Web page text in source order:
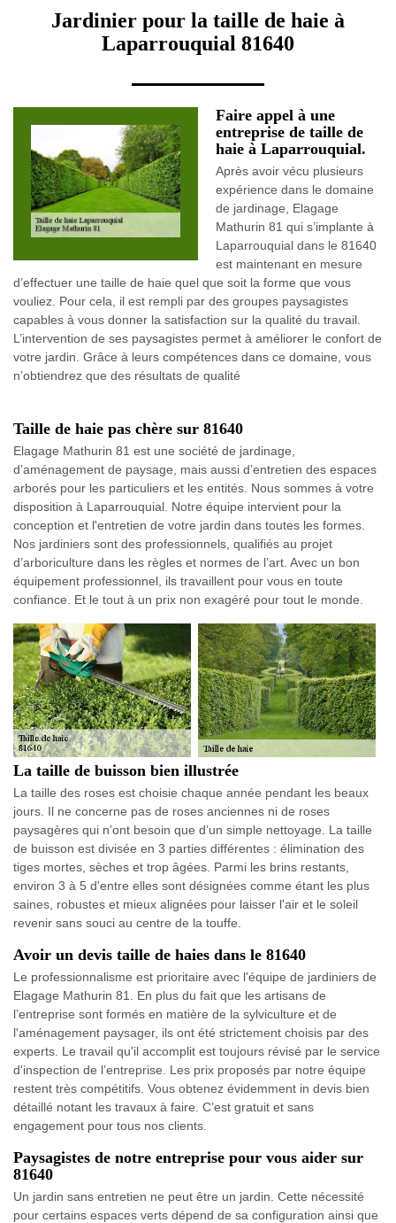
Jardinier pour la taille de haie à
Laparrouquial 81640
Faire appel à une
entreprise de taille de
haie à Laparrouquial.
Après avoir vécu plusieurs
expérience dans le domaine
de jardinage, Elagage
Mathurin 81 qui s’implante à
Laparrouquial dans le 81640
est maintenant en mesure
d’effectuer une taille de haie quel que soit la forme que vous
vouliez. Pour cela, il est rempli par des groupes paysagistes
capables à vous donner la satisfaction sur la qualité du travail.
L’intervention de ses paysagistes permet à améliorer le confort de
votre jardin. Grâce à leurs compétences dans ce domaine, vous
n’obtiendrez que des résultats de qualité
Taille de haie pas chère sur 81640
Elagage Mathurin 81 est une société de jardinage,
d’aménagement de paysage, mais aussi d’entretien des espaces
arborés pour les particuliers et les entités. Nous sommes à votre
disposition à Laparrouquial. Notre équipe intervient pour la
conception et l'entretien de votre jardin dans toutes les formes.
Nos jardiniers sont des professionnels, qualifiés au projet
d’arboriculture dans les règles et normes de l’art. Avec un bon
équipement professionnel, ils travaillent pour vous en toute
confiance. Et le tout à un prix non exagéré pour tout le monde.
La taille de buisson bien illustrée
La taille des roses est choisie chaque année pendant les beaux
jours. Il ne concerne pas de roses anciennes ni de roses
paysagères qui n’ont besoin que d’un simple nettoyage. La taille
de buisson est divisée en 3 parties différentes : élimination des
tiges mortes, sèches et trop âgées. Parmi les brins restants,
environ 3 à 5 d'entre elles sont désignées comme étant les plus
saines, robustes et mieux alignées pour laisser l'air et le soleil
revenir sans souci au centre de la touffe.
Avoir un devis taille de haies dans le 81640
Le professionnalisme est prioritaire avec l'équipe de jardiniers de
Elagage Mathurin 81. En plus du fait que les artisans de
l’entreprise sont formés en matière de la sylviculture et de
l'aménagement paysager, ils ont été strictement choisis par des
experts. Le travail qu'il accomplit est toujours révisé par le service
d'inspection de l’entreprise. Les prix proposés par notre équipe
restent très compétitifs. Vous obtenez évidemment in devis bien
détaillé notant les travaux à faire. C’est gratuit et sans
engagement pour tous nos clients.
Paysagistes de notre entreprise pour vous aider sur
81640
Un jardin sans entretien ne peut être un jardin. Cette nécessité
pour certains espaces verts dépend de sa configuration ainsi que